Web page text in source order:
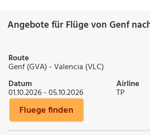
Angebote für Flüge von Genf
Route
Genf (GVA) - Valencia (VLC)
Datum
01.10.2026 - 05.10.2026
Airline
TP
Fluege finden